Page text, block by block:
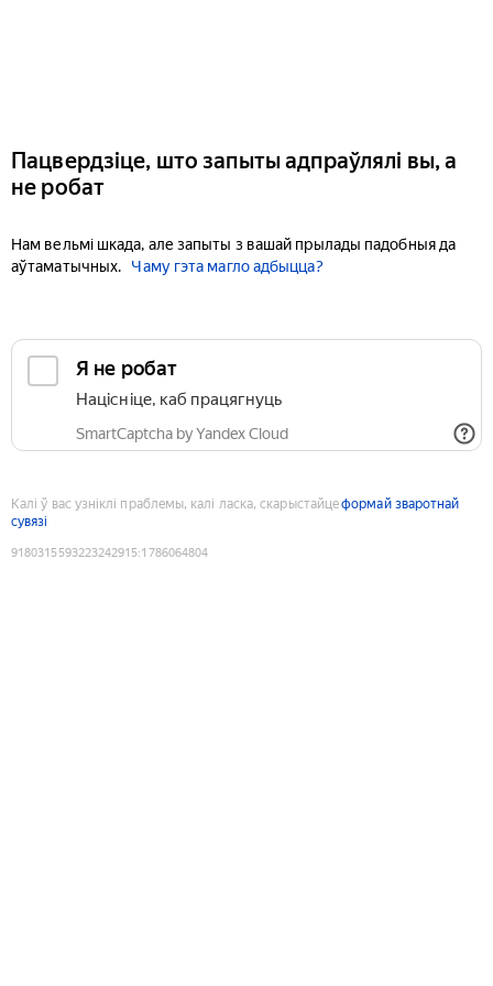
Пацвердзіце, што запыты адпраўлялі вы, а
не робат
Нам вельмі шкада, але запыты з вашай прылады падобныя да
аўтаматычных.
Чаму гэта магло адбыцца?
Я не робат
Націсніце, каб працягнуць
SmartCaptcha by Yandex Cloud
Калі ў вас узніклі праблемы, калі ласка, скарыстайцеформай зваротнай
сувязі
9180315593223242915:1786064804